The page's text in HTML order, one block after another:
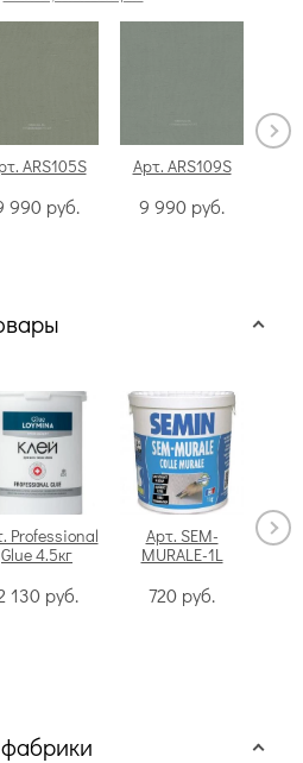
ARS105S
990 руб.
Арт. ARS109S
9 990 руб.
Professional
Glue 4.5кг
130 руб.
Арт. SEM-
MURALE-1L
720 руб.